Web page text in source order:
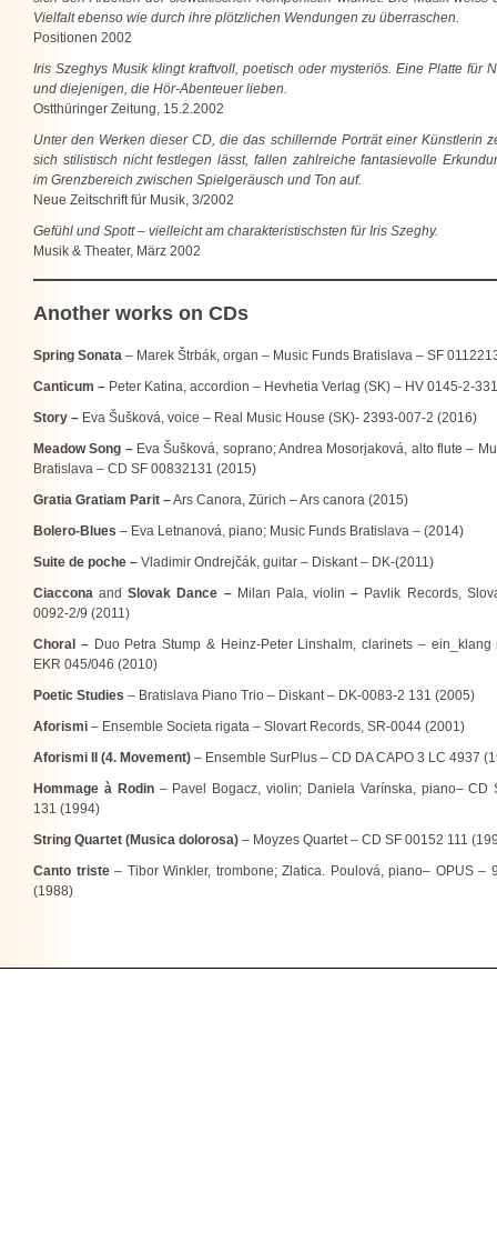
Vielfalt ebenso wie durch ihre plötzlichen Wendungen zu überraschen.
Positionen 2002
Iris Szeghys Musik klingt kraftvoll, poetisch oder mysteriös. Eine Platte für
und diejenigen, die Hör-Abenteuer lieben.
Ostthüringer Zeitung, 15.2.2002
Unter den Werken dieser CD, die das schillernde Porträt einer Künstlerin
sich stilistisch nicht festlegen lässt, fallen zahlreiche fantasievolle
im Grenzbereich zwischen Spielgeräusch und Ton auf.
Neue Zeitschrift für Musik, 3/2002
Gefühl und Spott – vielleicht am charakteristischsten für Iris Szeghy.
Musik & Theater, März 2002
Another works on CDs
Spring Sonata – Marek Štrbák, organ – Music Funds Bratislava – SF
Canticum – Peter Katina, accordion – Hevhetia Verlag (SK) – HV 0145-2-
Story – Eva Šušková, voice – Real Music House (SK)- 2393-007-2 (2016)
Meadow Song – Eva Šušková, soprano; Andrea Mosorjaková, alto flute –
Bratislava – CD SF 00832131 (2015)
Gratia Gratiam Parit –Ars Canora, Zürich – Ars canora (2015)
Bolero-Blues – Eva Letnanová, piano; Music Funds Bratislava – (2014)
Suite de poche – Vladimir Ondrejčák, guitar – Diskant – DK-(2011)
Ciacconaand Slovak Dance –Milan Pala, violin– Pavlik Records,
0092-2/9 (2011)
Choral –Duo Petra Stump & Heinz-Peter Linshalm, clarinets – ein_klang
EKR 045/046 (2010)
Poetic Studies – Bratislava Piano Trio – Diskant – DK-0083-2 131 (2005)
Aforismi – Ensemble Societa rigata – Slovart Records, SR-0044 (2001)
Aforismi II (4. Movement) – Ensemble SurPlus – CD DA CAPO 3 LC 4937
Hommage à Rodin– Pavel Bogacz, violin; Daniela Varínska, piano– CD
131 (1994)
String Quartet (Musica dolorosa) – Moyzes Quartet – CD SF 00152 111
Canto triste– Tibor Winkler, trombone; Zlatica. Poulová, piano– OPUS –
(1988)